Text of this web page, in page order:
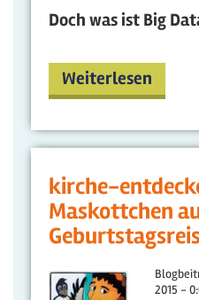
Doch was ist Big
Weiterlesen
kirche-
Maskottchen
2015 -